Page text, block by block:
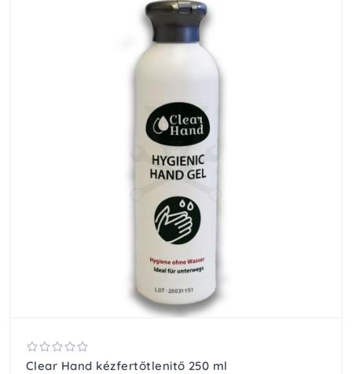
Clear Hand kézfertőtlenitő 250 ml